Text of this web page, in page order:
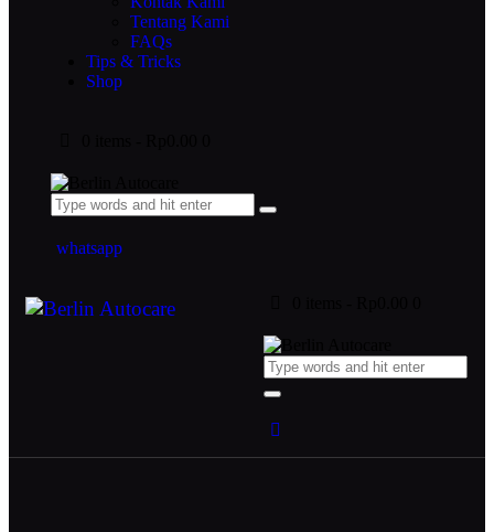
Tentang Kami
FAQs
Tips & Tricks
Shop
whatsapp